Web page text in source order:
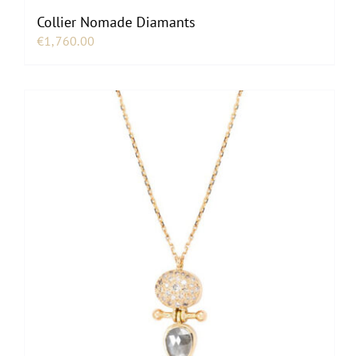
Collier Nomade Diamants
€1,760.00